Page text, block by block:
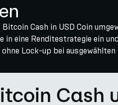
Bitcoin Cash in USD Coin
in eine Renditestrategie ein
Lock-up bei ausgewählten
Cash